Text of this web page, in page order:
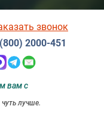
вам с
лучше.
звонок
2000-451